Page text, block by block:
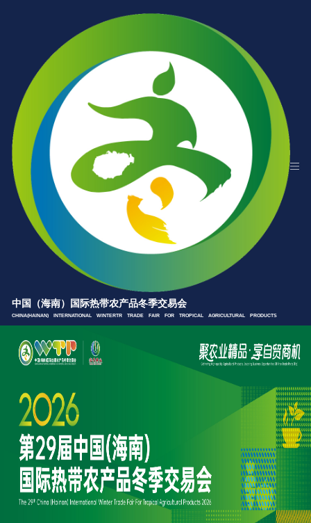
中国（海南）国际热带农产品冬季交易会
CHINA(HAINAN) INTERNATIONAL WINTERTR TRADE FAIR FOR TROPICAL AGRICULTURAL PRODUCTS